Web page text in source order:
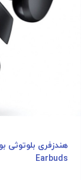
Earbuds